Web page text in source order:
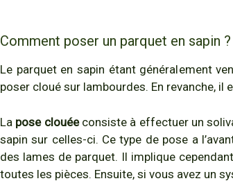
Comment poser un parquet en sapin ?
Le parquet en sapin étant généralement
poser cloué sur lambourdes. En revanche,
La pose clouéeconsiste à effectuer un
sapin sur celles-ci. Ce type de pose a
des lames de parquet. Il implique
toutes les pièces. Ensuite, si vous avez un